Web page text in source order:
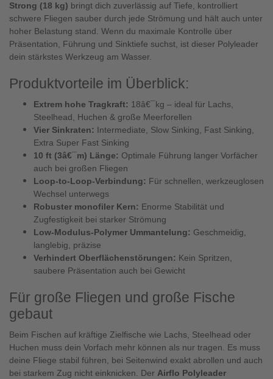
Strong (18 kg) bringt dich zuverlässig auf Tiefe, kontrolliert
schwere Fliegen sauber durch jede Strömung und hält auch unter
hoher Belastung stand. Wenn du maximale Kontrolle über
Präsentation, Führung und Sinktiefe suchst, ist dieser Polyleader
dein stärkstes Werkzeug am Wasser.
Produktvorteile im Überblick:
Extrem hohe Tragkraft: 18â€¯kg – ideal für Lachs,
Steelhead, Huchen & große Meerforellen
Vier Sinkraten: Intermediate, Slow Sinking, Fast Sinking,
Extra Super Fast Sinking
10 ft (3â€¯m) Länge: Optimale Führung langer Vorfächer
auch bei großen Fliegen
Loop-to-Loop-Verbindung: Für schnellen, werkzeuglosen
Wechsel unterwegs
Robuster monofiler Kern: Enorme Stabilität und
Zugfestigkeit bei starker Strömung
Low-Modulus-Polymer Ummantelung: Geschmeidig,
langlebig, präzise
Verhindert Oberflächenstörungen: Kein Spritzen,
saubere Präsentation auch bei Gewicht
Für große Fliegen und große Fische
gebaut
Beim Fischen auf kräftige Zielfische wie Lachs, Steelhead oder
Huchen muss dein Vorfach mehr können als nur tragen. Es muss
deine Fliege stabil führen, bei Seitenwind exakt abrollen und auch
bei starkem Zug nicht einknicken. Der Airflo Polyleader